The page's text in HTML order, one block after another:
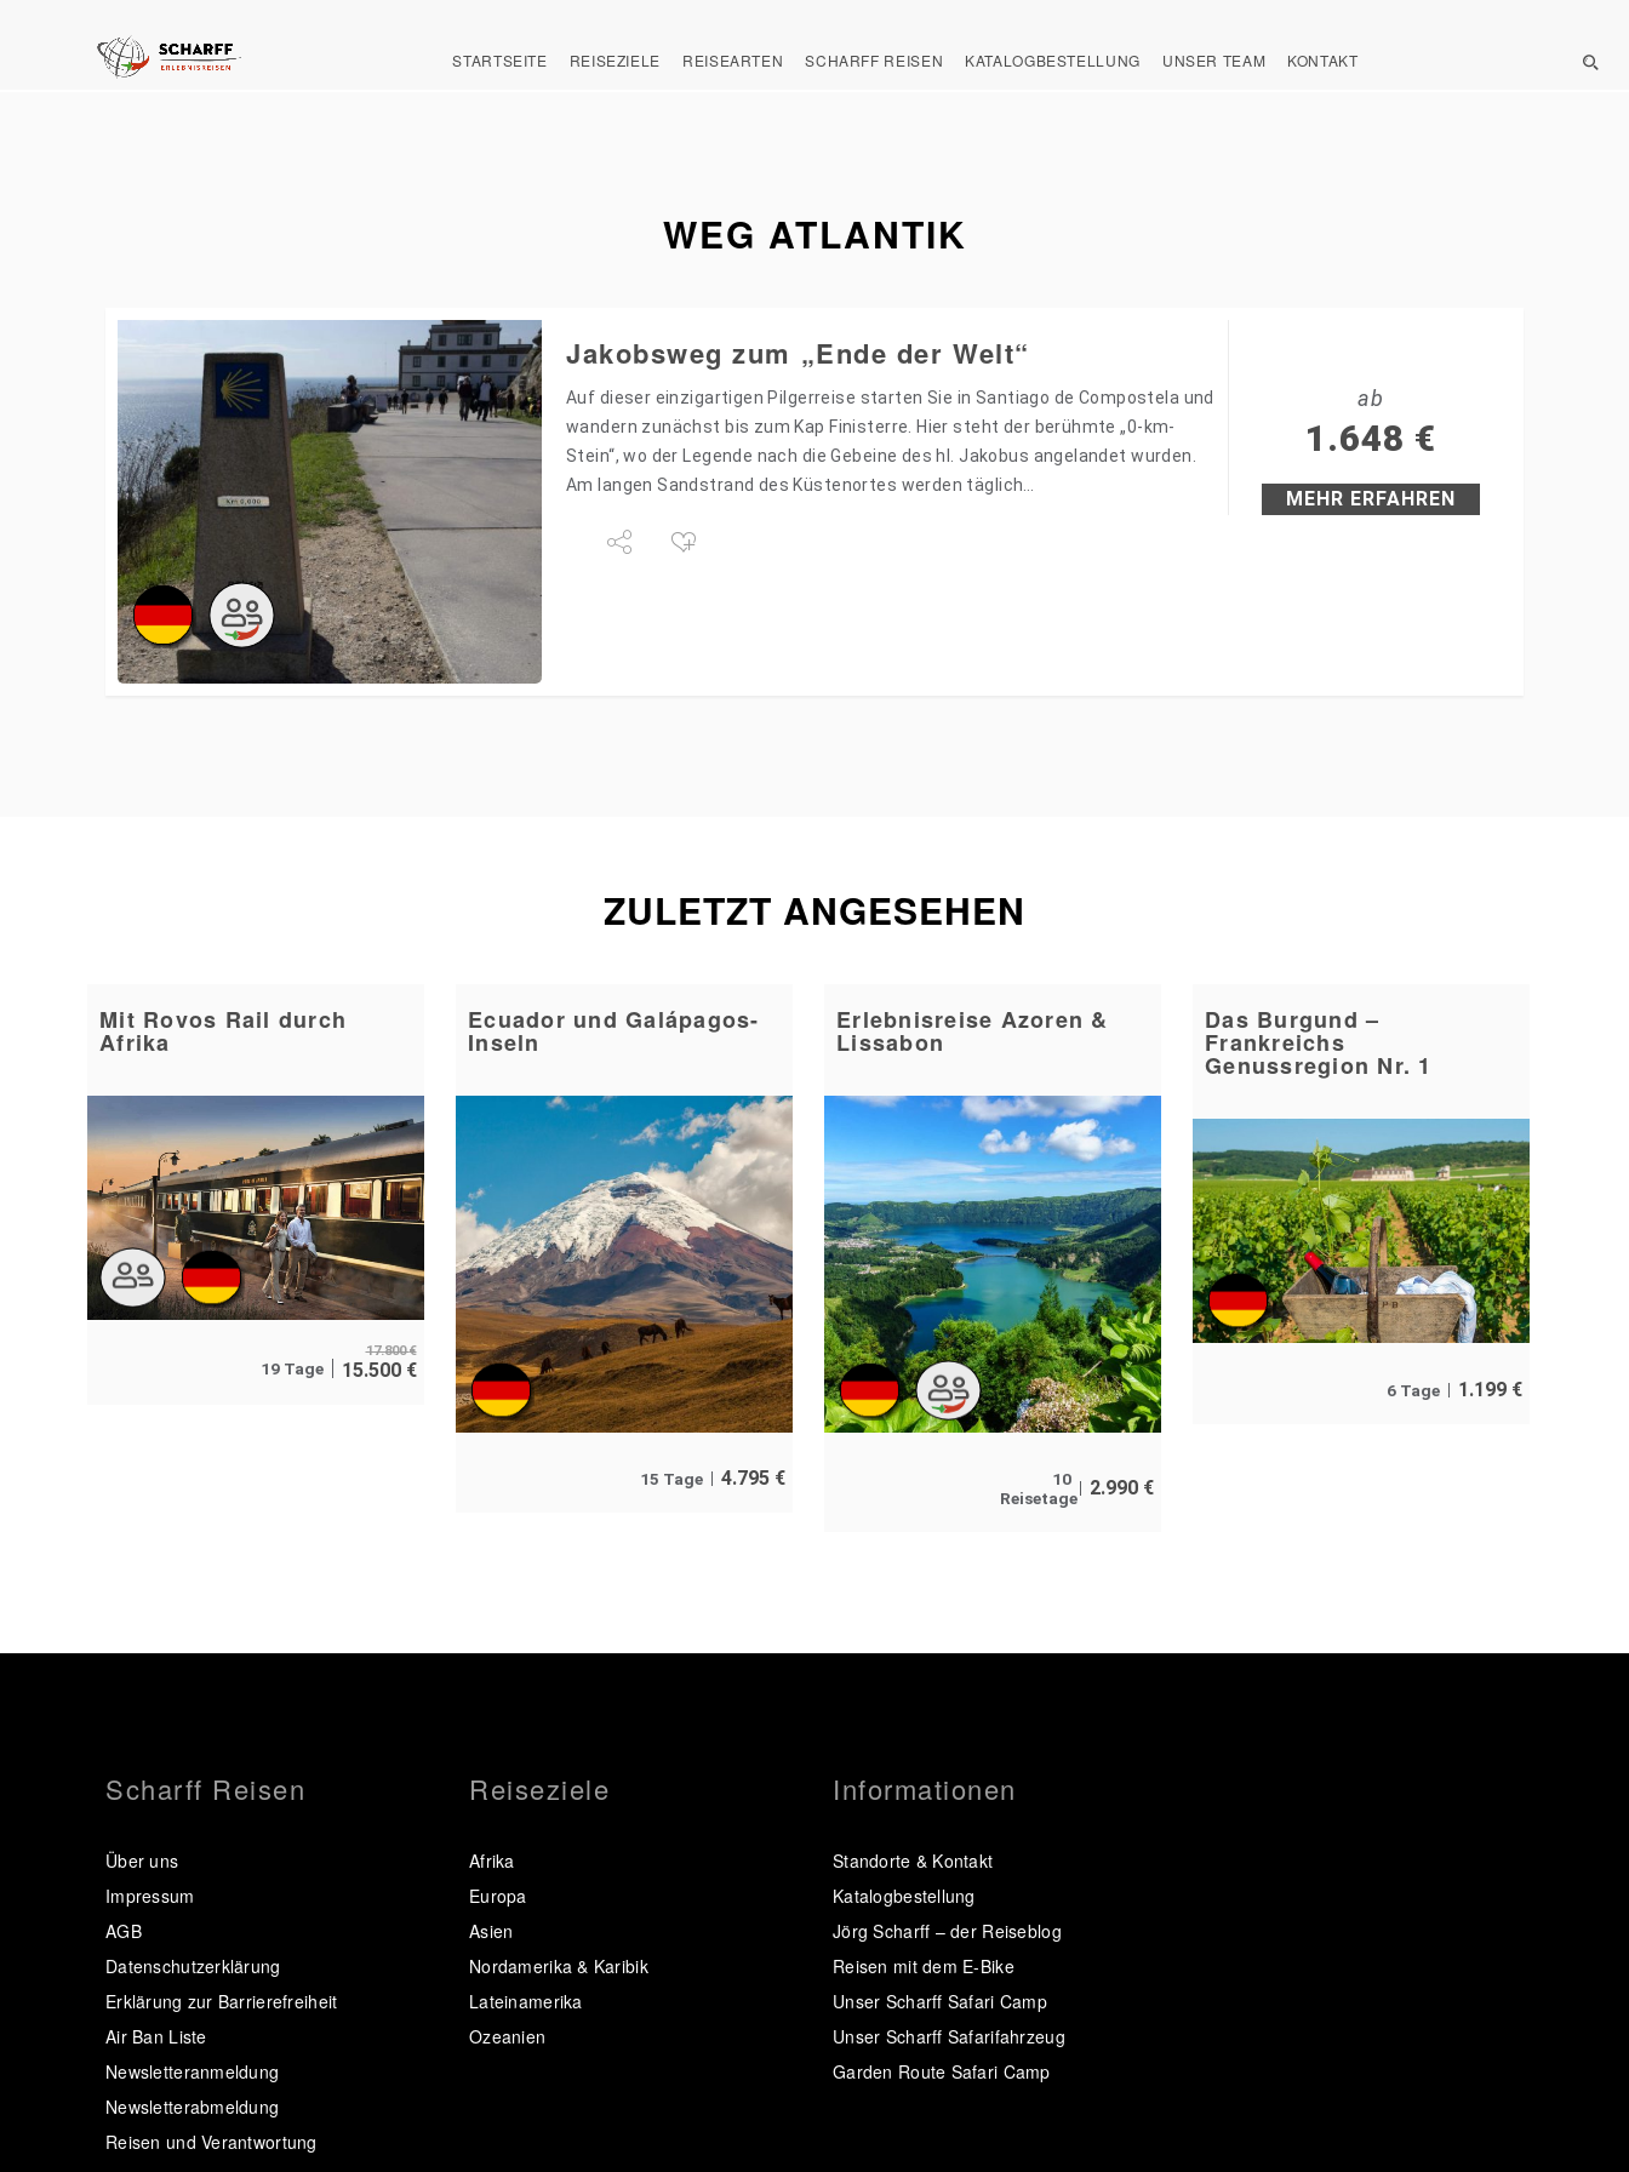
STARTSEITE REISEZIELE REISEARTEN SCHARFF REISEN KATALOGBESTELLUNG UNSER TEAM KONTAKT
WEG ATLANTIK
Jakobsweg zum „Ende der Welt“
Auf dieser einzigartigen Pilgerreise starten Sie in Santiago de Compostela und
wandern zunächst bis zum Kap Finisterre. Hier steht der berühmte „0-km-
Stein“, wo der Legende nach die Gebeine des hl. Jakobus angelandet wurden.
Am langen Sandstrand des Küstenortes werden täglich…
ab
1.648 €
MEHR ERFAHREN
ZULETZT ANGESEHEN
Mit Rovos Rail durch
Afrika
19 Tage
17.800 €
15.500 €
Ecuador und Galápagos-
Inseln
15 Tage 4.795 €
Erlebnisreise Azoren &
Lissabon
10
Reisetage
2.990 €
Das Burgund –
Frankreichs
Genussregion Nr. 1
6 Tage 1.199 €
Scharff Reisen
Über uns
Impressum
AGB
Datenschutzerklärung
Erklärung zur Barrierefreiheit
Air Ban Liste
Newsletteranmeldung
Newsletterabmeldung
Reisen und Verantwortung
Reiseziele
Afrika
Europa
Asien
Nordamerika & Karibik
Lateinamerika
Ozeanien
Informationen
Standorte & Kontakt
Katalogbestellung
Jörg Scharff – der Reiseblog
Reisen mit dem E-Bike
Unser Scharff Safari Camp
Unser Scharff Safarifahrzeug
Garden Route Safari Camp